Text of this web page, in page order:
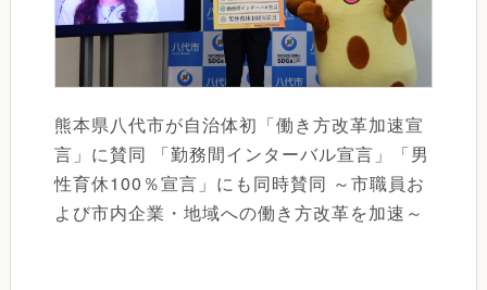
熊本県八代市が自治体初「働き方改革加速宣
言」に賛同 「勤務間インターバル宣言」「男
性育休100％宣言」にも同時賛同 ～市職員お
よび市内企業・地域への働き方改革を加速～